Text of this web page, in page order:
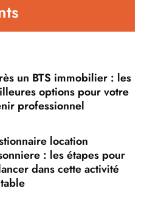
un BTS immobilier : les
options pour votre
professionnel
location
: les étapes pour
dans cette activité